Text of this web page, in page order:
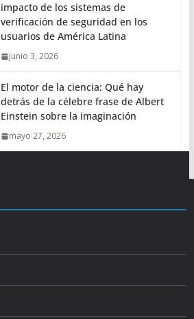
impacto de los sistemas de
verificación de seguridad en los
usuarios de América Latina
junio 3, 2026
El motor de la ciencia: Qué hay
detrás de la célebre frase de Albert
Einstein sobre la imaginación
mayo 27, 2026